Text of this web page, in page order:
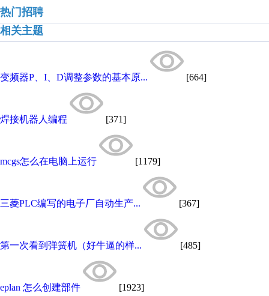
热门招聘
相关主题
变频器P、I、D调整参数的基本原... [664]
焊接机器人编程 [371]
mcgs怎么在电脑上运行 [1179]
三菱PLC编写的电子厂自动生产... [367]
第一次看到弹簧机（好牛逼的样... [485]
eplan 怎么创建部件 [1923]